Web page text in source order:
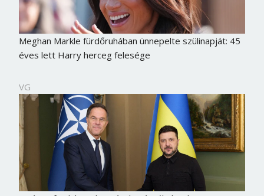
Meghan Markle fürdőruhában ünnepelte szülinapját: 45
éves lett Harry herceg felesége
VG